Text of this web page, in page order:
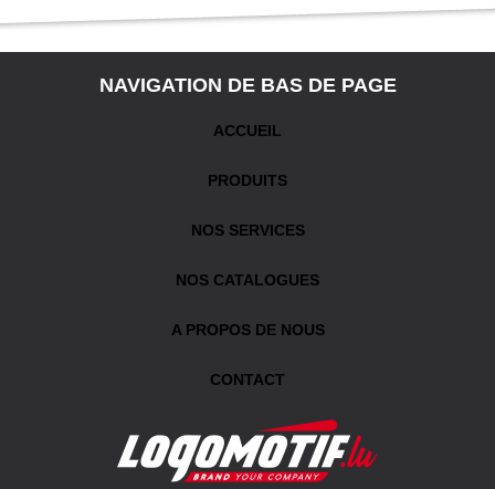
NAVIGATION DE BAS DE PAGE
ACCUEIL
PRODUITS
NOS SERVICES
NOS CATALOGUES
A PROPOS DE NOUS
CONTACT